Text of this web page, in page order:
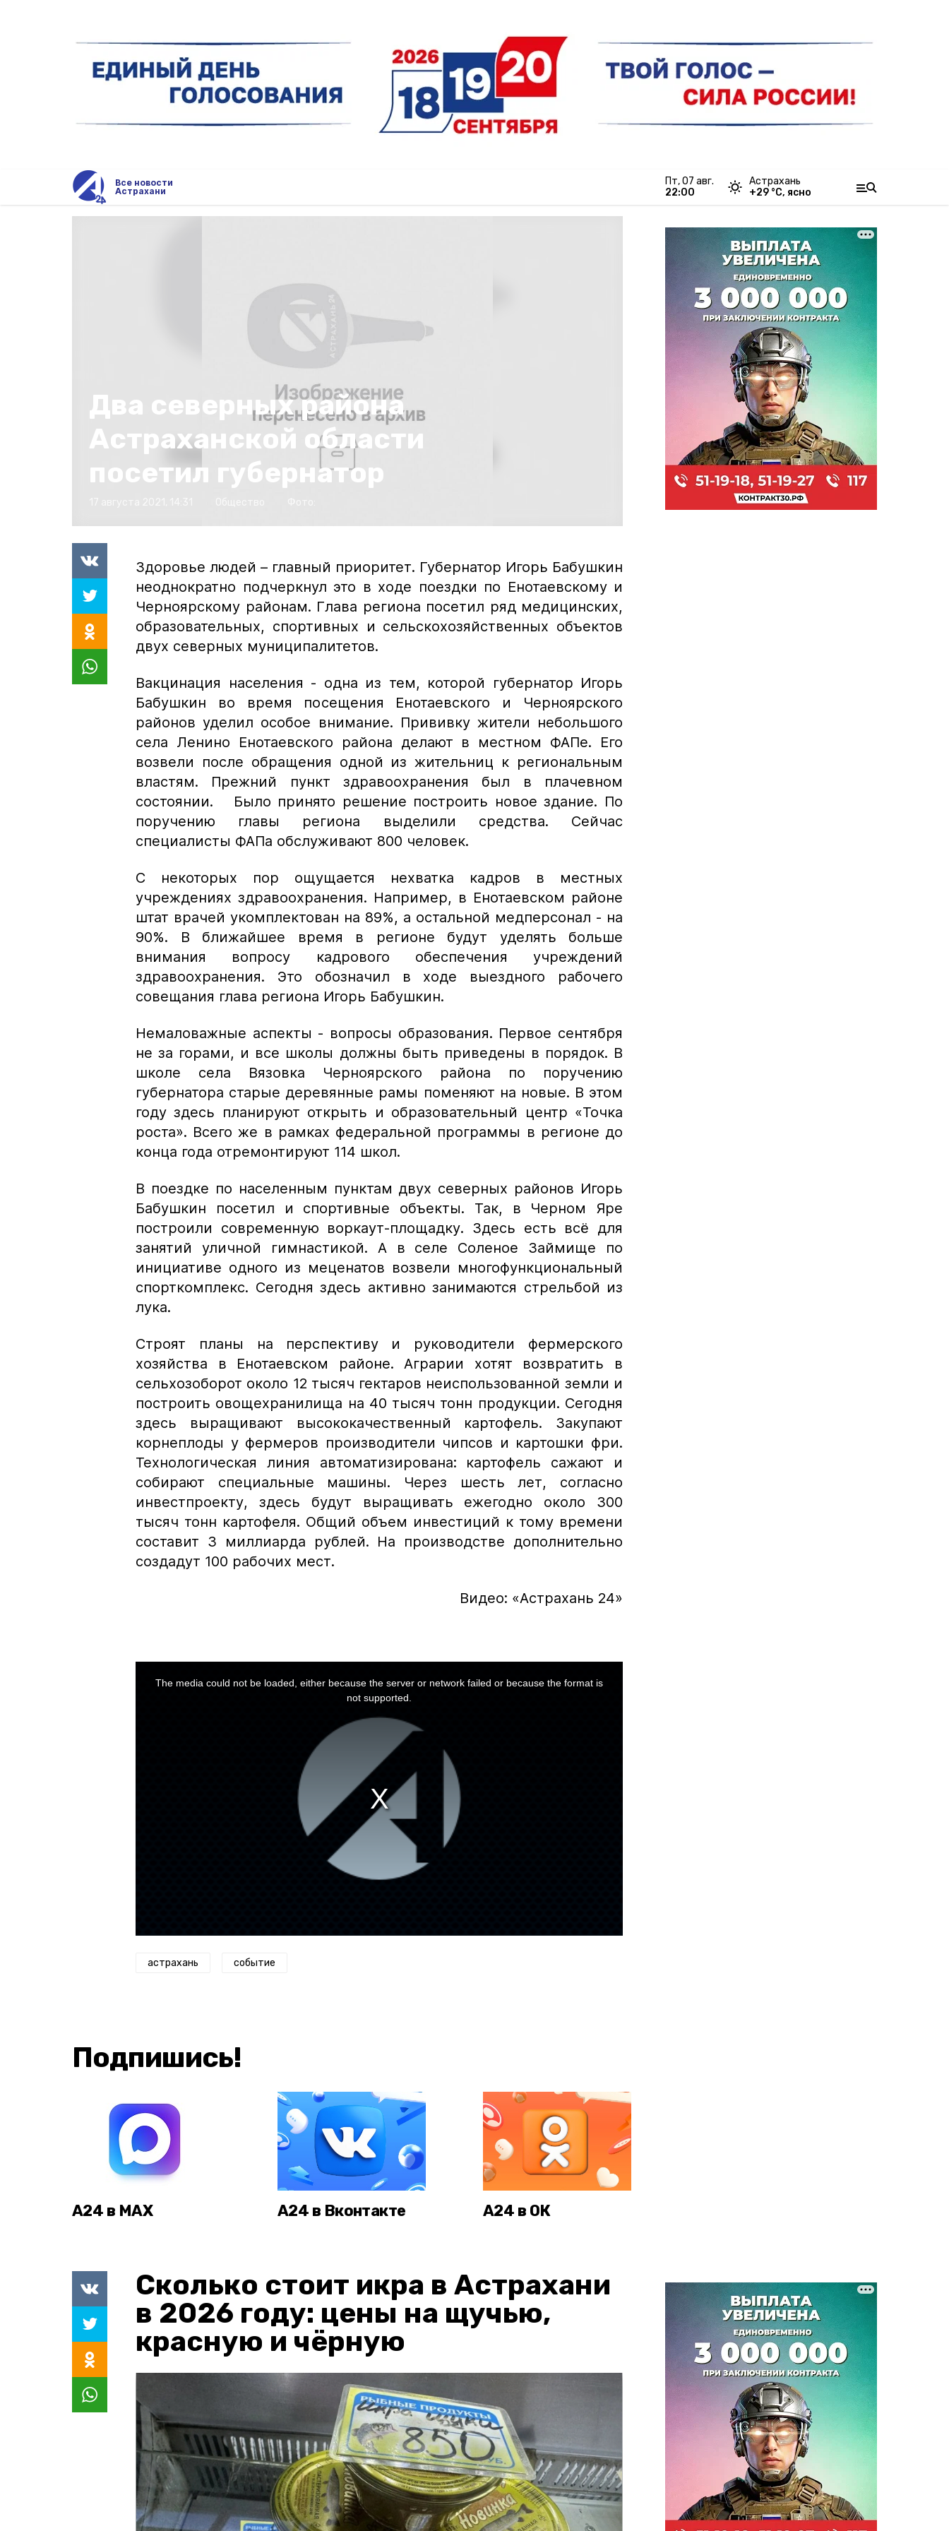
Все новости
Астрахани
пт, 07 авг.
22:00
Астрахань
+29 °С, ясно
Два северных района
Астраханской области
посетил губернатор
Здоровье людей – главный приоритет. Губернатор Игорь Бабушкин
неоднократно подчеркнул это в ходе поездки по Енотаевскому и
Черноярскому районам. Глава региона посетил ряд медицинских,
образовательных, спортивных и сельскохозяйственных объектов
двух северных муниципалитетов.
Вакцинация населения - одна из тем, которой губернатор Игорь
Бабушкин во время посещения Енотаевского и Черноярского
районов уделил особое внимание. Прививку жители небольшого
села Ленино Енотаевского района делают в местном ФАПе. Его
возвели после обращения одной из жительниц к региональным
властям. Прежний пункт здравоохранения был в плачевном
состоянии. Было принято решение построить новое здание. По
поручению главы региона выделили средства. Сейчас
специалисты ФАПа обслуживают 800 человек.
С некоторых пор ощущается нехватка кадров в местных
учреждениях здравоохранения. Например, в Енотаевском районе
штат врачей укомплектован на 89%, а остальной медперсонал - на
90%. В ближайшее время в регионе будут уделять больше
внимания вопросу кадрового обеспечения учреждений
здравоохранения. Это обозначил в ходе выездного рабочего
совещания глава региона Игорь Бабушкин.
Немаловажные аспекты - вопросы образования. Первое сентября
не за горами, и все школы должны быть приведены в порядок. В
школе села Вязовка Черноярского района по поручению
губернатора старые деревянные рамы поменяют на новые. В этом
году здесь планируют открыть и образовательный центр «Точка
роста». Всего же в рамках федеральной программы в регионе до
конца года отремонтируют 114 школ.
В поездке по населенным пунктам двух северных районов Игорь
Бабушкин посетил и спортивные объекты. Так, в Черном Яре
построили современную воркаут-площадку. Здесь есть всё для
занятий уличной гимнастикой. А в селе Соленое Займище по
инициативе одного из меценатов возвели многофункциональный
спорткомплекс. Сегодня здесь активно занимаются стрельбой из
лука.
Строят планы на перспективу и руководители фермерского
хозяйства в Енотаевском районе. Аграрии хотят возвратить в
сельхозоборот около 12 тысяч гектаров неиспользованной земли и
построить овощехранилища на 40 тысяч тонн продукции. Сегодня
здесь выращивают высококачественный картофель. Закупают
корнеплоды у фермеров производители чипсов и картошки фри.
Технологическая линия автоматизирована: картофель сажают и
собирают специальные машины. Через шесть лет, согласно
инвестпроекту, здесь будут выращивать ежегодно около 300
тысяч тонн картофеля. Общий объем инвестиций к тому времени
составит 3 миллиарда рублей. На производстве дополнительно
создадут 100 рабочих мест.
Видео: «Астрахань 24»
The media could not be loaded, either because the server or network failed or because the format is
not supported.
астрахань событие
Подпишись!
А24 в MAX А24 в Вконтакте А24 в ОК
Сколько стоит икра в Астрахани
в 2026 году: цены на щучью,
красную и чёрную